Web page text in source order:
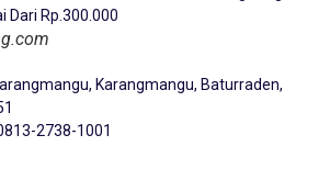
Karangmangu, Baturraden,
2738-1001